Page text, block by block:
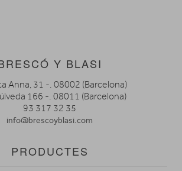
Y BLASI
Anna, 31 -. 08002 (Barcelona)
166 -. 08011 (Barcelona)
93 317 32 35
info@brescoyblasi.com
PRODUCTES